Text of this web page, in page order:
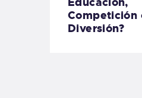
Competición
Diversión?